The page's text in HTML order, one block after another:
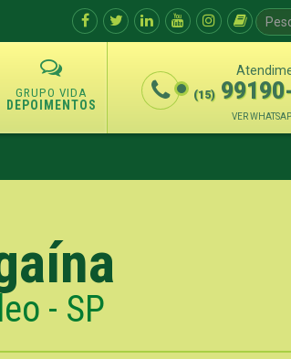
DEPOIMENTOS
(15)
VER
- SP